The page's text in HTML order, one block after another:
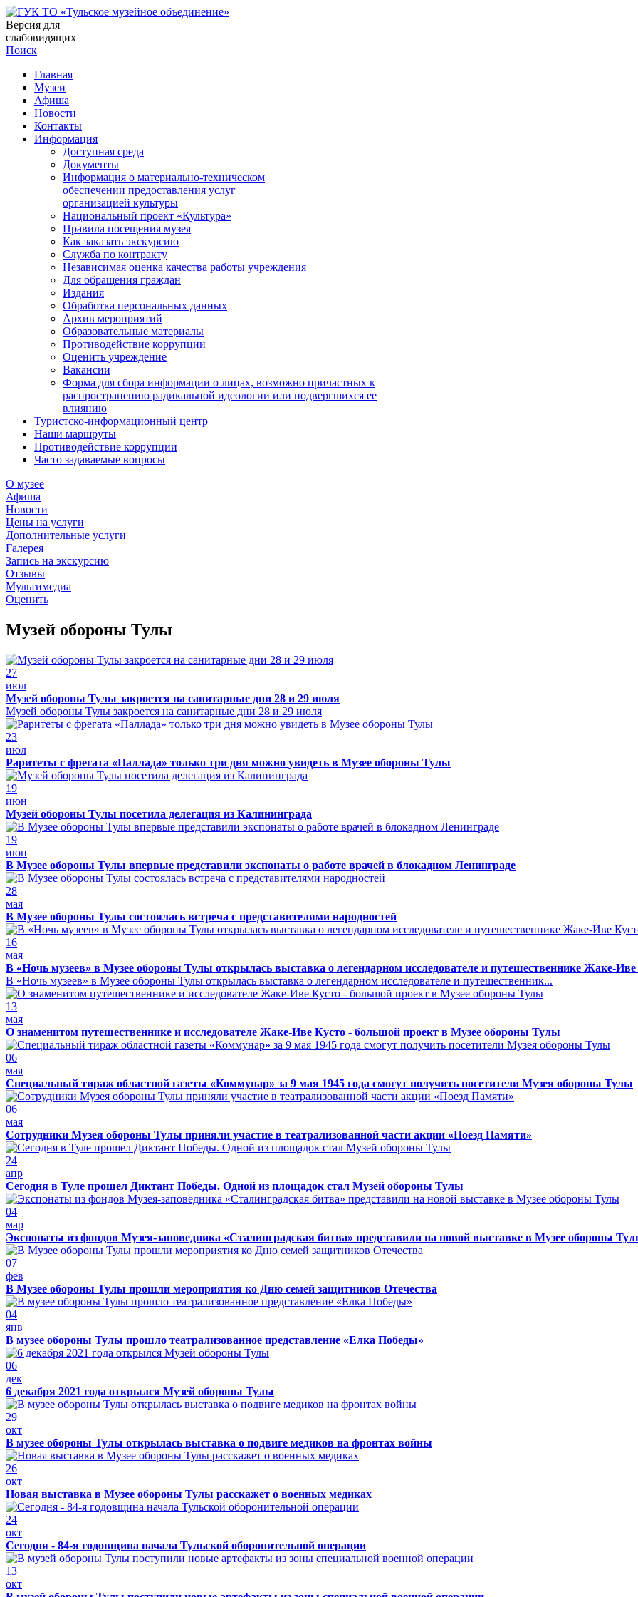
Версия для
слабовидящих
Поиск
Главная
Музеи
Афиша
Новости
Контакты
Информация
Доступная среда
Документы
Информация о материально-техническом
обеспечении предоставления услуг
организацией культуры
Национальный проект «Культура»
Правила посещения музея
Как заказать экскурсию
Служба по контракту
Независимая оценка качества работы учреждения
Для обращения граждан
Издания
Обработка персональных данных
Архив мероприятий
Образовательные материалы
Противодействие коррупции
Оценить учреждение
Вакансии
Форма для сбора информации о лицах, возможно причастных к
распространению радикальной идеологии или подвергшихся ее
влиянию
Туристско-информационный центр
Наши маршруты
Противодействие коррупции
Часто задаваемые вопросы
О музее
Афиша
Новости
Цены на услуги
Дополнительные услуги
Галерея
Запись на экскурсию
Отзывы
Мультимедиа
Оценить
Музей обороны Тулы
27
июл
Музей обороны Тулы закроется на санитарные дни 28 и 29 июля
Музей обороны Тулы закроется на санитарные дни 28 и 29 июля
23
июл
Раритеты с фрегата «Паллада» только три дня можно увидеть в Музее обороны Тулы
19
июн
Музей обороны Тулы посетила делегация из Калининграда
19
июн
В Музее обороны Тулы впервые представили экспонаты о работе врачей в блокадном Ленинграде
28
мая
В Музее обороны Тулы состоялась встреча с представителями народностей
16
мая
В «Ночь музеев» в Музее обороны Тулы открылась выставка о легендарном исследователе и путешественнике Жаке-
В «Ночь музеев» в Музее обороны Тулы открылась выставка о легендарном исследователе и путешественник...
13
мая
О знаменитом путешественнике и исследователе Жаке-Иве Кусто - большой проект в Музее обороны Тулы
06
мая
Специальный тираж областной газеты «Коммунар» за 9 мая 1945 года смогут получить посетители Музея обороны Тулы
06
мая
Сотрудники Музея обороны Тулы приняли участие в театрализованной части акции «Поезд Памяти»
24
апр
Сегодня в Туле прошел Диктант Победы. Одной из площадок стал Музей обороны Тулы
04
мар
Экспонаты из фондов Музея-заповедника «Сталинградская битва» представили на новой выставке в Музее обороны
07
фев
В Музее обороны Тулы прошли мероприятия ко Дню семей защитников Отечества
04
янв
В музее обороны Тулы прошло театрализованное представление «Елка Победы»
06
дек
6 декабря 2021 года открылся Музей обороны Тулы
29
окт
В музее обороны Тулы открылась выставка о подвиге медиков на фронтах войны
26
окт
Новая выставка в Музее обороны Тулы расскажет о военных медиках
24
окт
Сегодня - 84-я годовщина начала Тульской оборонительной операции
13
окт